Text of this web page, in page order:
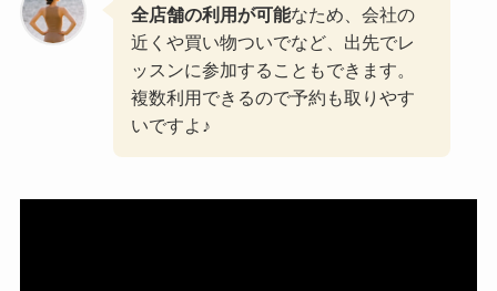
全店舗の利用が可能なため、会社の
近くや買い物ついでなど、出先でレ
ッスンに参加することもできます。
複数利用できるので予約も取りやす
いですよ♪